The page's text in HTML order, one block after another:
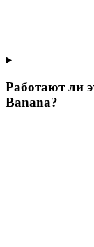
Работают ли
Banana?